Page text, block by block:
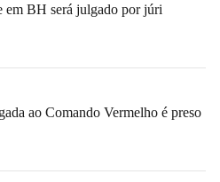
em BH será julgado por júri
ao Comando Vermelho é preso